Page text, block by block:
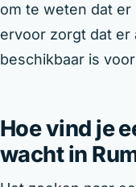
om te weten dat er
ervoor zorgt dat er
beschikbaar is
Hoe vind je
wacht in